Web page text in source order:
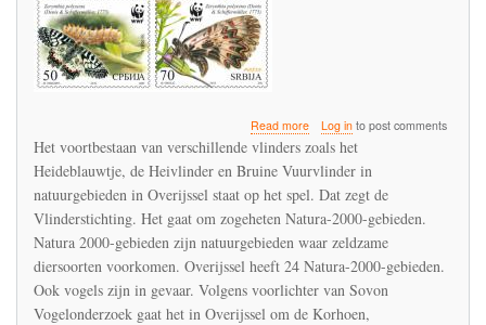
Read moreabout
Overijssel
afscheid
van
zijn
en
vogels
Log into post comments
Het voortbestaan van verschillende vlinders zoals het
Heideblauwtje, de Heivlinder en Bruine Vuurvlinder in
natuurgebieden in Overijssel staat op het spel. Dat zegt de
Vlinderstichting. Het gaat om zogeheten Natura-2000-gebieden.
Natura 2000-gebieden zijn natuurgebieden waar zeldzame
diersoorten voorkomen. Overijssel heeft 24 Natura-2000-gebieden.
Ook vogels zijn in gevaar. Volgens voorlichter van Sovon
Vogelonderzoek gaat het in Overijssel om de Korhoen,